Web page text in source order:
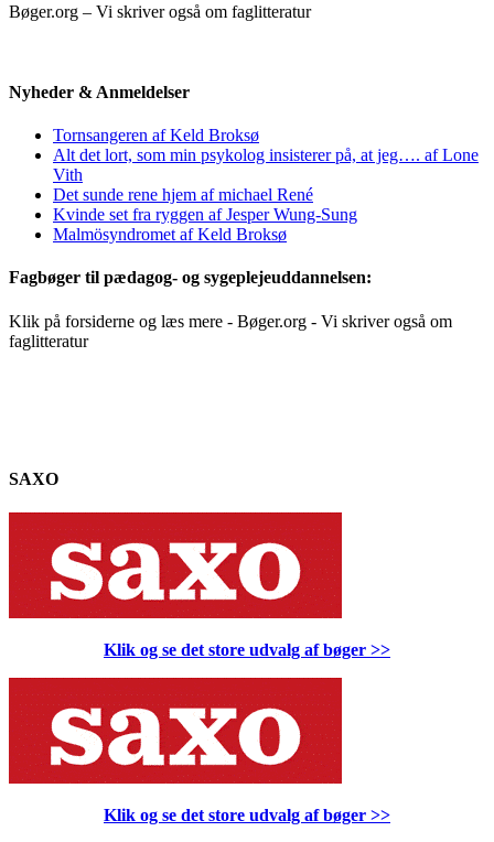
Bøger.org – Vi skriver også om faglitteratur
Nyheder & Anmeldelser
Tornsangeren af Keld Broksø
Alt det lort, som min psykolog insisterer på, at jeg…. af Lone
Vith
Det sunde rene hjem af michael René
Kvinde set fra ryggen af Jesper Wung-Sung
Malmösyndromet af Keld Broksø
Fagbøger til pædagog- og sygeplejeuddannelsen:
Klik på forsiderne og læs mere - Bøger.org - Vi skriver også om
faglitteratur
SAXO
Klik og se det store udvalg af bøger >>
Klik og se det store udvalg af bøger >>